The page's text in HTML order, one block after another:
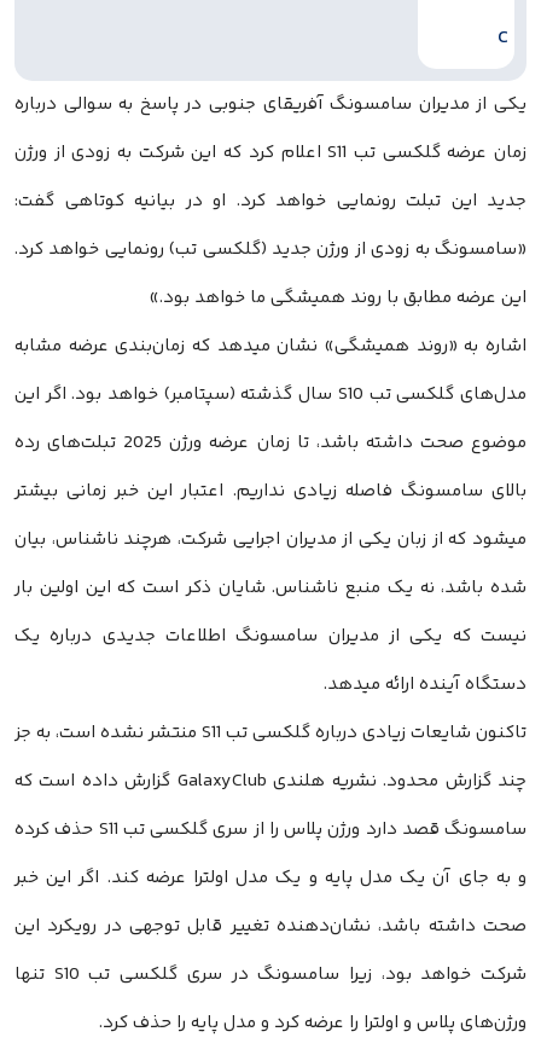
یکی از مدیران سامسونگ آفریقای جنوبی در پاسخ به سوالی درباره
زمان عرضه گلکسی تب S11 اعلام کرد که این شرکت به زودی از ورژن
جدید این تبلت رونمایی خواهد کرد. او در بیانیه کوتاهی گفت:
«سامسونگ به زودی از ورژن جدید (گلکسی تب) رونمایی خواهد کرد.
این عرضه مطابق با روند همیشگی ما خواهد بود.»
اشاره به «روند همیشگی» نشان میدهد که زمان‌بندی عرضه مشابه
مدل‌های گلکسی تب S10 سال گذشته (سپتامبر) خواهد بود. اگر این
موضوع صحت داشته باشد، تا زمان عرضه ورژن 2025 تبلت‌های رده
بالای سامسونگ فاصله زیادی نداریم. اعتبار این خبر زمانی بیشتر
میشود که از زبان یکی از مدیران اجرایی شرکت، هرچند ناشناس، بیان
شده باشد، نه یک منبع ناشناس. شایان ذکر است که این اولین بار
نیست که یکی از مدیران سامسونگ اطلاعات جدیدی درباره یک
دستگاه آینده ارائه میدهد.
تاکنون شایعات زیادی درباره گلکسی تب S11 منتشر نشده است، به جز
چند گزارش محدود. نشریه هلندی GalaxyClub گزارش داده است که
سامسونگ قصد دارد ورژن پلاس را از سری گلکسی تب S11 حذف کرده
و به جای آن یک مدل پایه و یک مدل اولترا عرضه کند. اگر این خبر
صحت داشته باشد، نشان‌دهنده تغییر قابل توجهی در رویکرد این
شرکت خواهد بود، زیرا سامسونگ در سری گلکسی تب S10 تنها
ورژن‌های پلاس و اولترا را عرضه کرد و مدل پایه را حذف کرد.